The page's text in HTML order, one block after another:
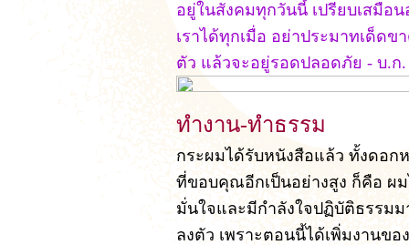
อยู่ในสังคมทุกวันนี้ เปรียบเสมือ
เราได้ทุกเมื่อ อย่าประมาทเด็ด
ตัว แล้วจะอยู่รอดปลอดภัย - บ.ก.
ทำงาน-ทำธรรม
กระผมได้รับหนังสือแล้ว ทั้งดอ
ที่ขอบคุณอีกเป็นอย่างสูง ก็คือ ผ
มั่นใจและมีกำลังใจปฏิบัติธรรม
ลงตัว เพราะตอนนี้ได้เพิ่มงานขอ